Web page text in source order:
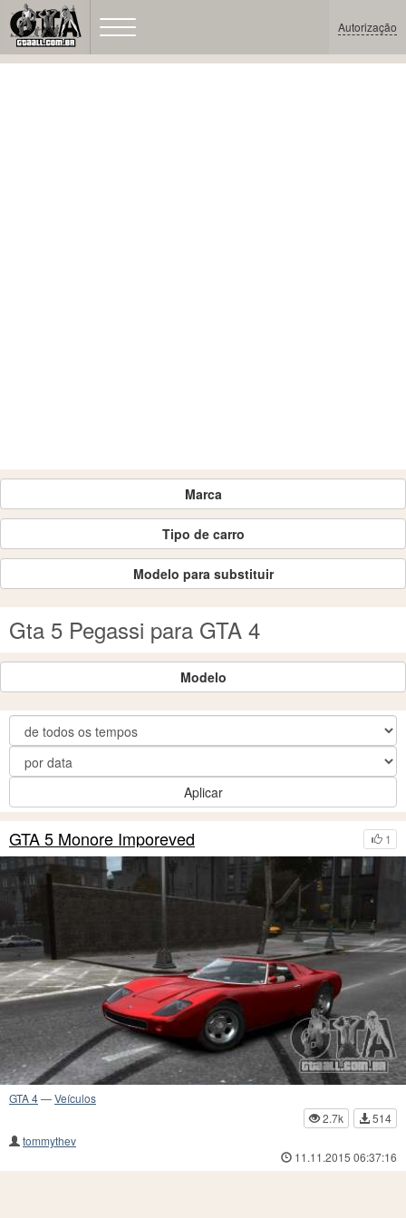
Autorização
Marca
Tipo de carro
Modelo para substituir
Gta 5 Pegassi para GTA 4
Modelo
Aplicar
1
GTA 5 Monore Imporeved
GTA 4—Veículos
2.7k
514
tommythev
11.11.2015 06:37:16